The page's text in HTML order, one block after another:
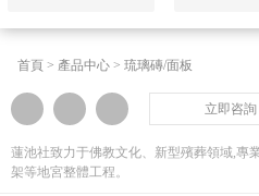
首頁 > 產品中心 > 琉璃磚/面板
立即咨詢
蓮池社致力于佛教文化、新型殯葬領域,專
架等地宮整體工程。